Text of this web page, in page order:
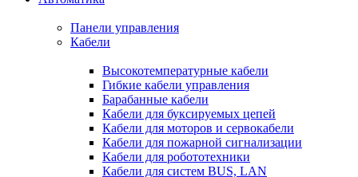
Панели управления
Кабели
Высокотемпературные кабели
Гибкие кабели управления
Барабанные кабели
Кабели для буксируемых цепей
Кабели для моторов и сервокабели
Кабели для пожарной сигнализации
Кабели для робототехники
Кабели для систем BUS, LAN